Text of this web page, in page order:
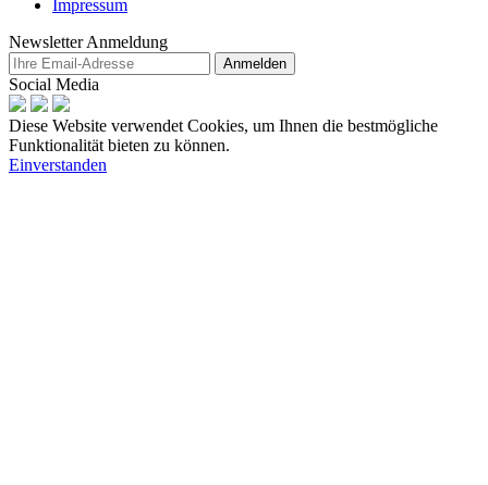
Impressum
Newsletter Anmeldung
Anmelden
Social Media
Diese Website verwendet Cookies, um Ihnen die bestmögliche
Funktionalität bieten zu können.
Einverstanden